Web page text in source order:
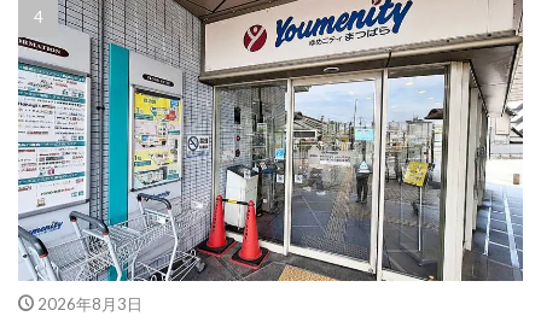
2026年8月3日